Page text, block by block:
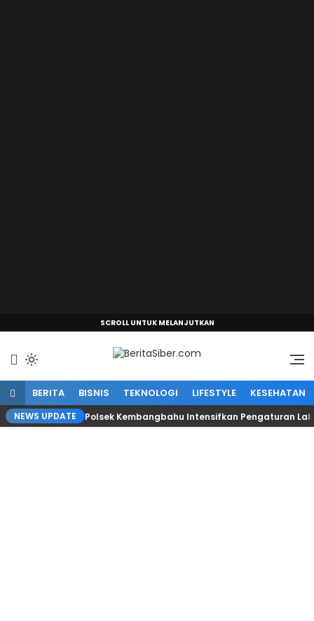
SCROLL UNTUK MELANJUTKAN
BERITA BISNIS TEKNOLOGI LIFESTYLE KESEHATAN
NEWS UPDATE Polsek Kembangbahu Intensifkan Pengaturan